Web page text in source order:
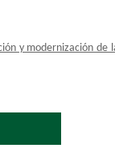
y modernización